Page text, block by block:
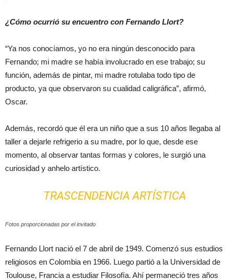
¿Cómo ocurrió su encuentro con Fernando Llort?
“Ya nos conocíamos, yo no era ningún desconocido para
Fernando; mi madre se había involucrado en ese trabajo; su
función, además de pintar, mi madre rotulaba todo tipo de
producto, ya que observaron su cualidad caligráfica”, afirmó,
Oscar.
Además, recordó que él era un niño que a sus 10 años llegaba al
taller a dejarle refrigerio a su madre, por lo que, desde ese
momento, al observar tantas formas y colores, le surgió una
curiosidad y anhelo artístico.
TRASCENDENCIA ARTÍSTICA
Fotos proporcionadas por el invitado
Fernando Llort nació el 7 de abril de 1949. Comenzó sus estudios
religiosos en Colombia en 1966. Luego partió a la Universidad de
Toulouse, Francia a estudiar Filosofía. Ahí permaneció tres años